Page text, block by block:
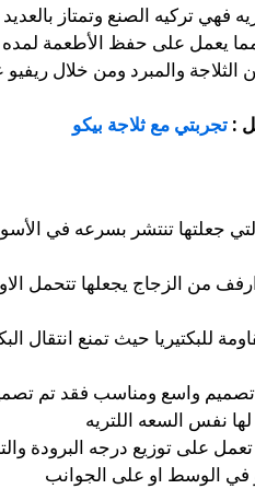
فهي تركيه الصنع وتمتاز
جدا من الرطوبة تصل الى 90% مما يعمل
الثلاجة والمبرد ومن خلال
: تجربتي مع ثلاجة بيكو
جعلتها تنتشر بسرعه في
من الزجاج يجعلها تتحمل
للبكتيريا حيث تمنع
تصميم واسع ومناسب فقد تم
نفس السعه اللتريه
تعمل على توزيع درجه البرودة
في الوسط او على الجوانب